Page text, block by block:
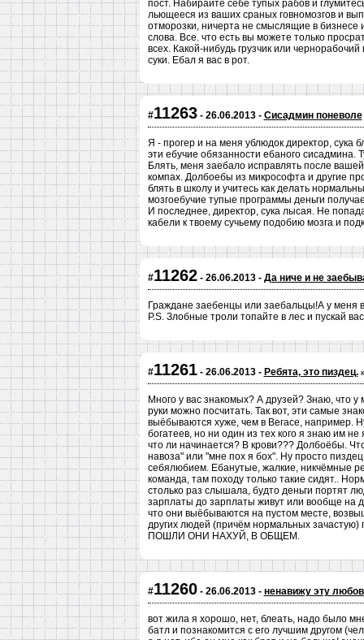
пост. Набирайте себе тупых рабов и
льющееся из ваших сраных говномозгов и
отморозки, ничерта не смыслящие в бизнесе
слова. Все. что есть вы можете только
всех. Какой-нибудь грузчик или
суки. Ебал я вас в рот.
#11263- 26.06.2013 - Сисадмин поневоле
Я - прогер и на меня ублюдок директор, сука
эти ебучие обязанности ебаного
Блять, меня заебало исправлять после
компах. Долбоебы из микрософта и другие
блять в школу и учитесь как делать
мозгоебучие тупые программы деньги
И последнее, директор, сука лысая. Не
кабели к твоему сучьему подобию мозга и
#11262- 26.06.2013 - Да ниче и не
Граждане заебенцы или заебальцы!А у меня
P.S. Злобные троли топайте в лес и пускай
#11261- 26.06.2013 - Ребята, это пиздец.
Много у вас знакомых? А друзей? Знаю, что
руки можно посчитать. Так вот, эти самые
выёбываются хуже, чем в Вегасе, например.
богатеев, но ни один из тех кого я знаю
что ли начинается? В крови??? Долбоёбы.
навоза" или "мне пох я бох". Ну просто
себялюбием. Ебанутые, жалкие, никчёмные
команда, там походу только такие сидят..
столько раз слышала, будто деньги портят
зарплаты до зарплаты живут или вообще на
что они выёбываются на пустом месте,
других людей (причём нормальных
ПОШЛИ ОНИ НАХУЙ, В ОБЩЕМ.
#11260- 26.06.2013 - ненавижу эту
вот жила я хорошо, нет, блеать, надо было
батл и познакомится с его лучшим другом